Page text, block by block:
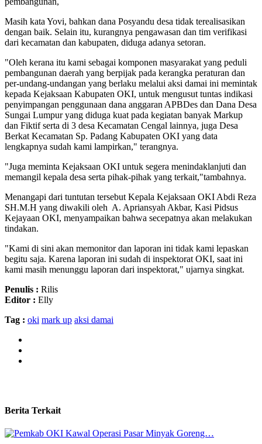
Masih kata Yovi, bahkan dana Posyandu desa tidak terealisasikan
dengan baik. Selain itu, kurangnya pengawasan dan tim verifikasi
dari kecamatan dan kabupaten, diduga adanya setoran.
"Oleh kerana itu kami sebagai komponen masyarakat yang peduli
pembangunan daerah yang berpijak pada kerangka peraturan dan
per-undang-undangan yang berlaku melalui aksi damai ini memintak
kepada Kejaksaan Kabupaten OKI, untuk mengusut tuntas indikasi
penyimpangan penggunaan dana anggaran APBDes dan Dana Desa
Sungai Lumpur yang diduga kuat pada kegiatan banyak Markup
dan Fiktif serta di 3 desa Kecamatan Cengal lainnya, juga Desa
Berkat Kecamatan Sp. Padang Kabupaten OKI yang data
lengkapnya sudah kami lampirkan," terangnya.
"Juga meminta Kejaksaan OKI untuk segera menindaklanjuti dan
memangil kepala desa serta pihak-pihak yang terkait,"tambahnya.
Menangapi dari tuntutan tersebut Kepala Kejaksaan OKI Abdi Reza
SH.M.H yang diwakili oleh A. Apriansyah Akbar, Kasi Pidsus
Kejayaan OKI, menyampaikan bahwa secepatnya akan melakukan
tindakan.
"Kami di sini akan memonitor dan laporan ini tidak kami lepaskan
begitu saja. Karena laporan ini sudah di inspektorat OKI, saat ini
kami masih menunggu laporan dari inspektorat," ujarnya singkat.
Penulis : Rilis
Editor : Elly
Tag : oki mark up aksi damai
Berita Terkait